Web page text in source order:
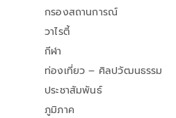
กรองสถานการณ์
วาไรตี้
กีฬา
ท่องเที่ยว – ศิลปวัฒนธรรม
ประชาสัมพันธ์
ภูมิภาค